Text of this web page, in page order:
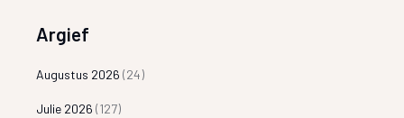
Argief
Augustus 2026 (24)
Julie 2026 (127)